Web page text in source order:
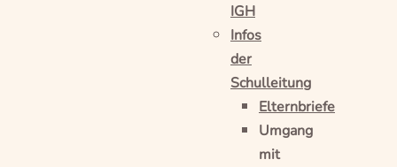
IGH
Infos
der
Schulleitung
Elternbriefe
Umgang
mit